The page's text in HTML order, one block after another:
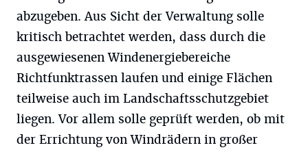
abzugeben. Aus Sicht der Verwaltung solle
kritisch betrachtet werden, dass durch die
ausgewiesenen Windenergiebereiche
Richtfunktrassen laufen und einige Flächen
teilweise auch im Landschaftsschutzgebiet
liegen. Vor allem solle geprüft werden, ob mit
der Errichtung von Windrädern in großer